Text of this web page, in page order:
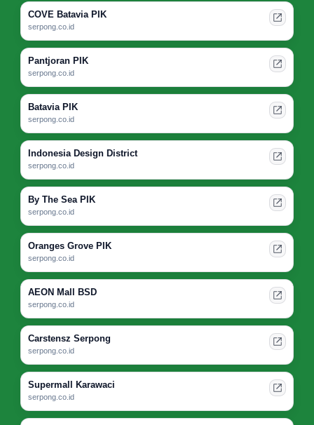
COVE Batavia PIK
serpong.co.id
Pantjoran PIK
serpong.co.id
Batavia PIK
serpong.co.id
Indonesia Design District
serpong.co.id
By The Sea PIK
serpong.co.id
Oranges Grove PIK
serpong.co.id
AEON Mall BSD
serpong.co.id
Carstensz Serpong
serpong.co.id
Supermall Karawaci
serpong.co.id